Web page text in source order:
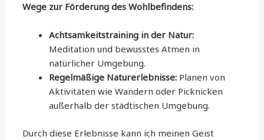
Wege zur Förderung des Wohlbefindens:
Achtsamkeitstraining in der Natur:
Meditation und bewusstes Atmen in
natürlicher Umgebung.
Regelmäßige Naturerlebnisse: Planen von
Aktivitäten wie Wandern oder Picknicken
außerhalb der städtischen Umgebung.
Durch diese Erlebnisse kann ich meinen Geist